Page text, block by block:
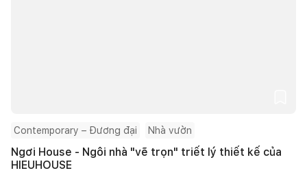
Contemporary – Đương đại Nhà vườn
Ngơi House - Ngôi nhà "vẽ trọn" triết lý thiết kế của
HIEUHOUSE